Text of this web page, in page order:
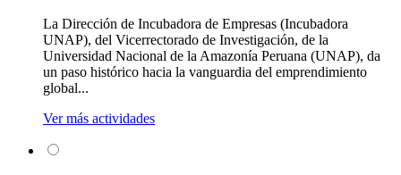
La Dirección de Incubadora de Empresas (Incubadora
UNAP), del Vicerrectorado de Investigación, de la
Universidad Nacional de la Amazonía Peruana (UNAP), da
un paso histórico hacia la vanguardia del emprendimiento
global...
Ver más actividades